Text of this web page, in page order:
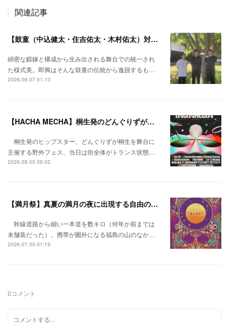
関連記事
【鼓童（中込健太・住吉佑太・木村佑太）対談】即興で得られる新たな感覚。
綿密な鍛錬と構成から生み出される舞台での統一され
た様式美。即興はそんな鼓童の伝統から逸脱するも…
2026.08.07 01:10
【HACHA MECHA】桐生発のどんぐりずが桐生をハチャメチャに彩る。
桐生発のヒップスター、どんぐりずが桐生を舞台に
主催する野外フェス。当日は街全体がトランス状態…
2026.08.05 06:02
【満月祭】真夏の満月の夜に出現する自由の桃源郷。
幹線道路から細い一本道を数キロ（何年か前までは
未舗装だった）。携帯が圏外になる福島の山のなか…
2026.07.30 01:19
0コメント